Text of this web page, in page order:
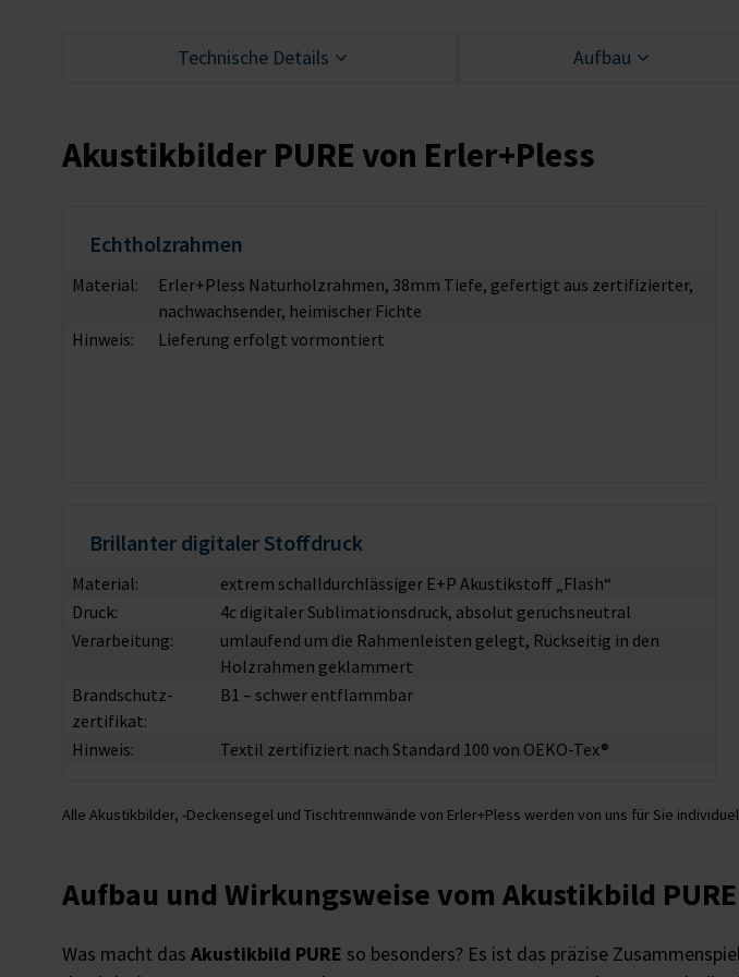
Technische Details Aufbau
Akustikbilder PURE von Erler+Pless
Echtholzrahmen
Material:
Erler+Pless Naturholzrahmen, 38mm Tiefe, gefertigt aus zertifizierter,
nachwachsender, heimischer Fichte
Hinweis:
Lieferung erfolgt vormontiert
Brillanter digitaler Stoffdruck
Material:
extrem schalldurchlässiger E+P Akustikstoff „Flash“
Druck:
4c digitaler Sublimationsdruck, absolut geruchsneutral
Verarbeitung:
umlaufend um die Rahmenleisten gelegt, Rückseitig in den
Holzrahmen geklammert
Brandschutz­
zertifikat:
B1 – schwer entflammbar
Hinweis: Textil zertifiziert nach Standard 100 von OEKO-Tex®
Alle Akustikbilder, -Deckensegel und Tischtrennwände von Erler+Pless werden von uns für Sie
Aufbau und Wirkungsweise vom Akustikbild PURE
Was macht das Akustikbild PURE so besonders? Es ist das präzise